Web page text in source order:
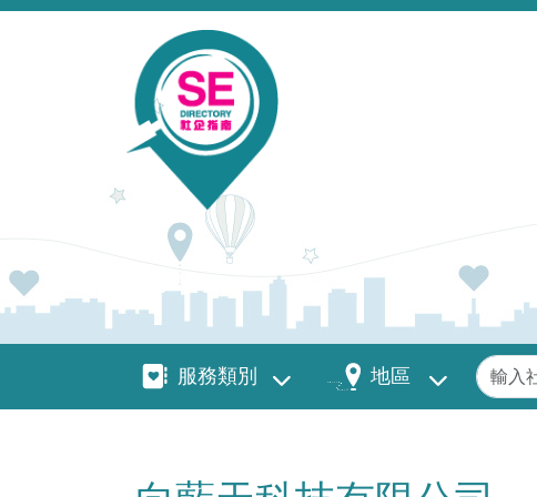
移至主內容
服務類別服務類別 地區 地區 關鍵字